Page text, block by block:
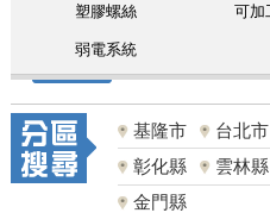
塑膠螺絲 可加
弱電系統
基隆市
台北市
彰化縣
雲林縣
金門縣